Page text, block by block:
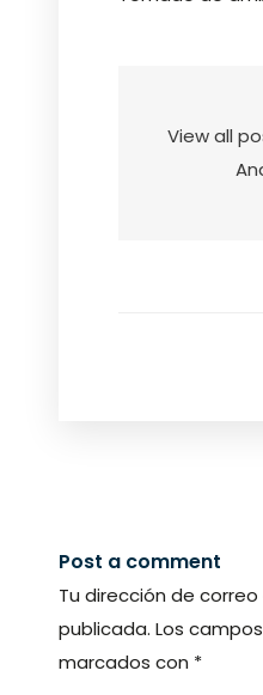
View all
Post a comment
Tu dirección de
publicada. Los
marcados con *